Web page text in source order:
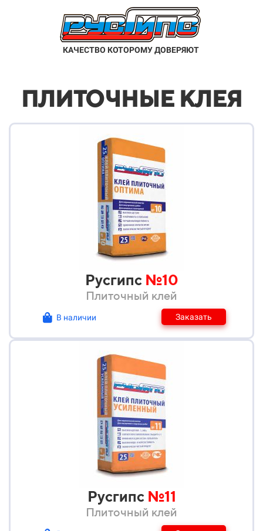
КАЧЕСТВО КОТОРОМУ ДОВЕРЯЮТ
ПЛИТОЧНЫЕ КЛЕЯ
Русгипс №10
Плиточный клей
В наличии Заказать
Русгипс №11
Плиточный клей